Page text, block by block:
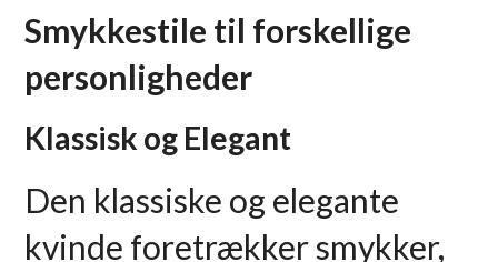
Smykkestile til forskellige
personligheder
Klassisk og Elegant
Den klassiske og elegante
kvinde foretrækker smykker,